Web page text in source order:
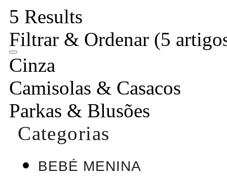
5 Results
Filtrar & Ordenar (5
Cinza
Camisolas & Casacos
Parkas & Blusões
Categorias
BEBÉ MENINA